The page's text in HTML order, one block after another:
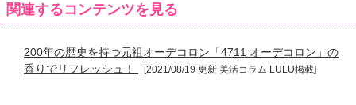
関連するコンテンツを見る
200年の歴史を持つ元祖オーデコロン「4711 オーデコロン」の
香りでリフレッシュ！
[2021/08/19 更新 美活コラム LULU掲載]